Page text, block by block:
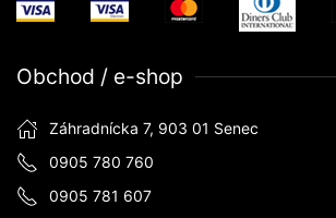
Obchod / e-shop
Záhradnícka 7, 903 01 Senec
0905 780 760
0905 781 607